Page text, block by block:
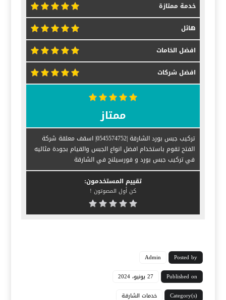
خدمة ممتازة
هائل
افضل الخامات
افضل شركات
ممتاز
تركيب جبس بورد الشارقة |0545574752| اسقف معلقة شركة
الفتح تقوم باستخدام افضل انواع الجبس والقيام بجودة مثاليه
في تركيب جبس بورد و فورسيلنج في الشارقة
تقييم المستخدمون:
كن أول المصوتون !
Posted by
Admin
Published on
27 يونيو، 2024
Category(s)
خدمات الشارقة